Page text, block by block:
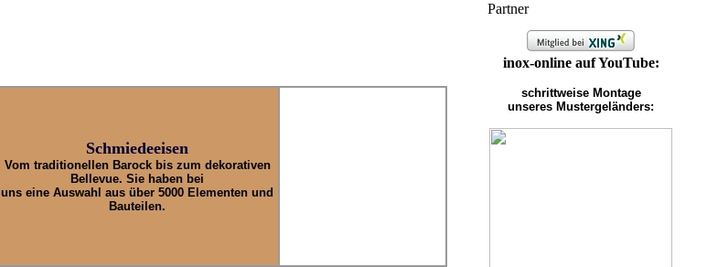
Schmiedeeisen
Vom traditionellen Barock bis zum dekorativen
Bellevue. Sie haben bei
uns eine Auswahl aus über 5000 Elementen und
Bauteilen.
Partner
inox-online auf YouTube:
schrittweise Montage
unseres Mustergeländers: